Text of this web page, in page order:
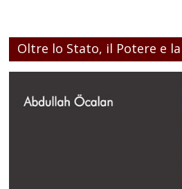
Oltre lo Stato, il Potere e